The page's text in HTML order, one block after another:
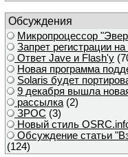
Обсуждения
Микропроцессор
Запрет регистрации
Ответ Javе и Flash'у
Новая программа
Solaris будет
9 декабря вышла
рассылка (2)
ЗРОС (3)
Новый стиль
Обсуждение статьи
(124)